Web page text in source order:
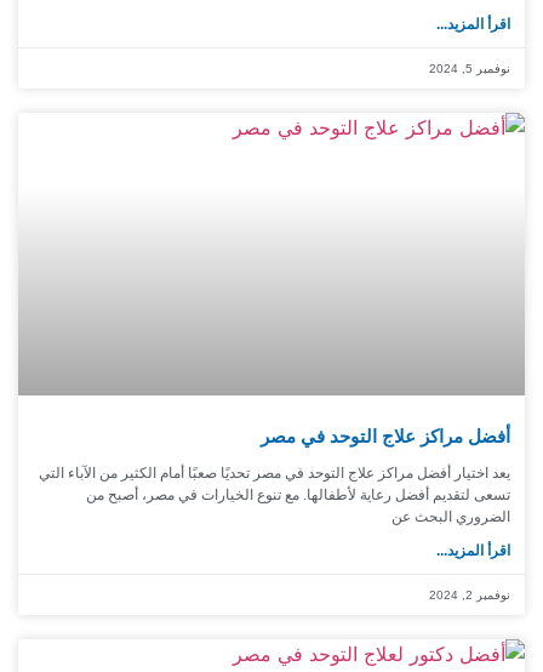
اقرأ المزيد...
نوفمبر 5, 2024
أفضل مراكز علاج التوحد في مصر
يعد اختيار أفضل مراكز علاج التوحد في مصر تحديًا صعبًا أمام الكثير من الآباء التي
تسعى لتقديم أفضل رعاية لأطفالها. مع تنوع الخيارات في مصر، أصبح من
الضروري البحث عن
اقرأ المزيد...
نوفمبر 2, 2024